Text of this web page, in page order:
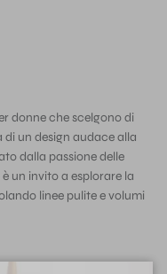
donne che scelgono di
un design audace alla
dalla passione delle
un invito a esplorare la
linee pulite e volumi